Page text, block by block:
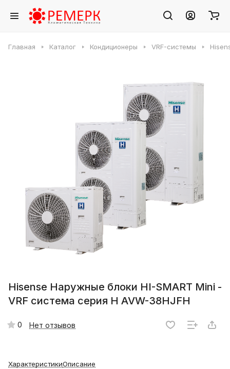
Главная Каталог Кондиционеры VRF-системы
Hisense Наружные блоки HI-SMART Mini -
VRF система серия H AVW-38HJFH
0 Нет отзывов
ХарактеристикиОписание